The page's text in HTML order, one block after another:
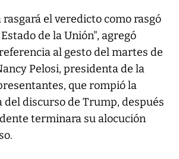
rasgará el veredicto como rasgó
de la Unión", agregó
al gesto del martes de
Pelosi, presidenta de la
que rompió la
del discurso de Trump, después
terminara su alocución